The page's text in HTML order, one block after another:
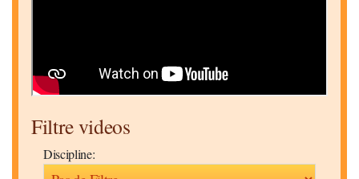
Filtre videos
Discipline: